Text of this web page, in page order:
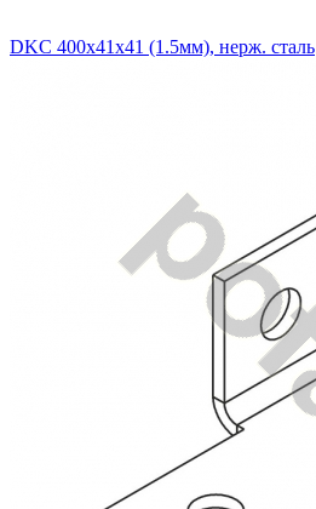
DKC 400х41х41 (1.5мм), нерж. сталь